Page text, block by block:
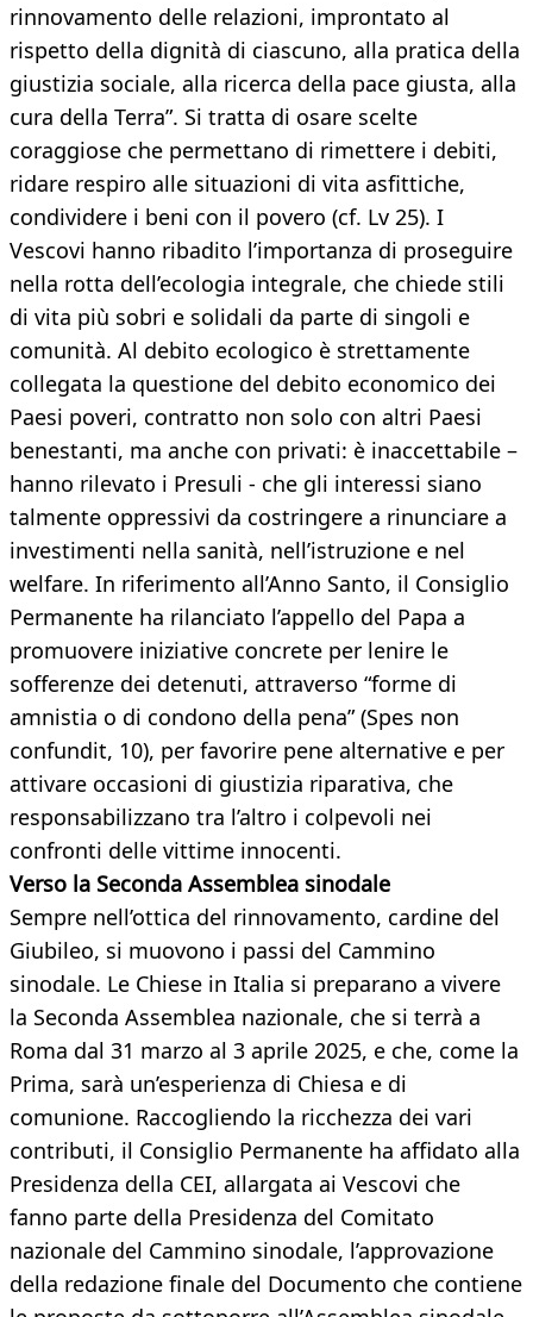
rinnovamento delle relazioni, improntato al
rispetto della dignità di ciascuno, alla pratica della
giustizia sociale, alla ricerca della pace giusta, alla
cura della Terra”. Si tratta di osare scelte
coraggiose che permettano di rimettere i debiti,
ridare respiro alle situazioni di vita asfittiche,
condividere i beni con il povero (cf. Lv 25). I
Vescovi hanno ribadito l’importanza di proseguire
nella rotta dell’ecologia integrale, che chiede stili
di vita più sobri e solidali da parte di singoli e
comunità. Al debito ecologico è strettamente
collegata la questione del debito economico dei
Paesi poveri, contratto non solo con altri Paesi
benestanti, ma anche con privati: è inaccettabile –
hanno rilevato i Presuli - che gli interessi siano
talmente oppressivi da costringere a rinunciare a
investimenti nella sanità, nell’istruzione e nel
welfare. In riferimento all’Anno Santo, il Consiglio
Permanente ha rilanciato l’appello del Papa a
promuovere iniziative concrete per lenire le
sofferenze dei detenuti, attraverso “forme di
amnistia o di condono della pena” (Spes non
confundit, 10), per favorire pene alternative e per
attivare occasioni di giustizia riparativa, che
responsabilizzano tra l’altro i colpevoli nei
confronti delle vittime innocenti.
Verso la Seconda Assemblea sinodale
Sempre nell’ottica del rinnovamento, cardine del
Giubileo, si muovono i passi del Cammino
sinodale. Le Chiese in Italia si preparano a vivere
la Seconda Assemblea nazionale, che si terrà a
Roma dal 31 marzo al 3 aprile 2025, e che, come la
Prima, sarà un’esperienza di Chiesa e di
comunione. Raccogliendo la ricchezza dei vari
contributi, il Consiglio Permanente ha affidato alla
Presidenza della CEI, allargata ai Vescovi che
fanno parte della Presidenza del Comitato
nazionale del Cammino sinodale, l’approvazione
della redazione finale del Documento che contiene